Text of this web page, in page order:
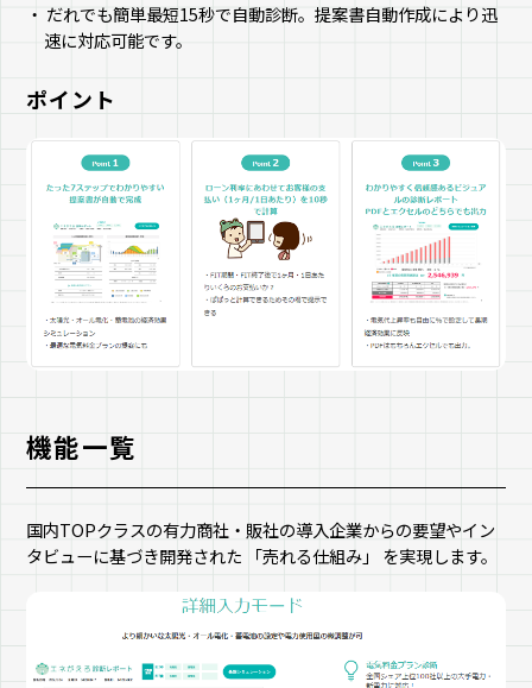
だれでも簡単最短15秒で自動診断。提案書自動作成により迅
速に対応可能です。
ポイント
機能一覧
国内TOPクラスの有力商社・販社の導入企業からの要望やイン
タビューに基づき開発された 「売れる仕組み」 を実現します。